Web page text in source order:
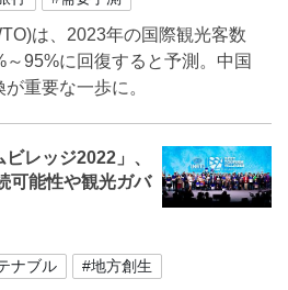
は、2023年の国際観光客数
95%に回復すると予測。中国
重要な一歩に。
レッジ2022」、
可能性や観光ガバ
ナブル #地方創生